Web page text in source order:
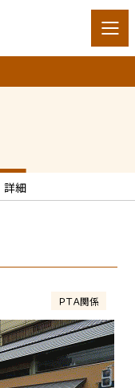
詳細
ＰＴＡ関係